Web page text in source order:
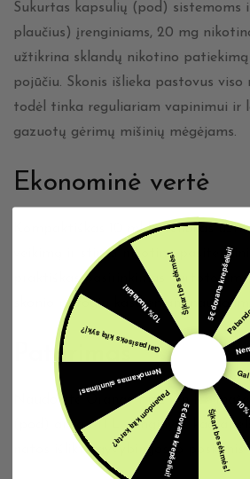
Sukurtas kapsulių (pod) sistemoms
plaučius) įrenginiams, 20 mg
užtikrina sklandų nikotino patiekimą
pojūčiu. Skonis išlieka pastovus viso
todėl tinka reguliariam vapinimui ir
gazuotų gėrimų mišinių mėgėjams.
Ekonominė vertė
Kompaktiškas 10 ml buteliukas
veikimą ir stiprų nikotino
praktiškas pasirinkimas
skonio patogiu kasdieniam
Patarimas
Naudokite Orange Fizz On Ice
(pod) arba MTL įrenginyje, kad
natos išliktų gyvybingos, o poskonis
5€ dovana krepšeliui!
Šįkart be sėkmės!
5€ dovana krepšeliui!
Pabandom kitą kartą?
Nemokamas siuntimas!
Gal pasiseks kitą sykį?
10% Nuolaida!Šįkart be sėkmės!